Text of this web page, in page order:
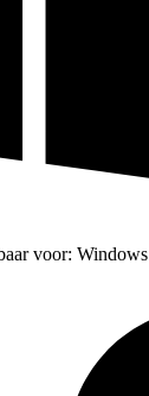
voor: Windows